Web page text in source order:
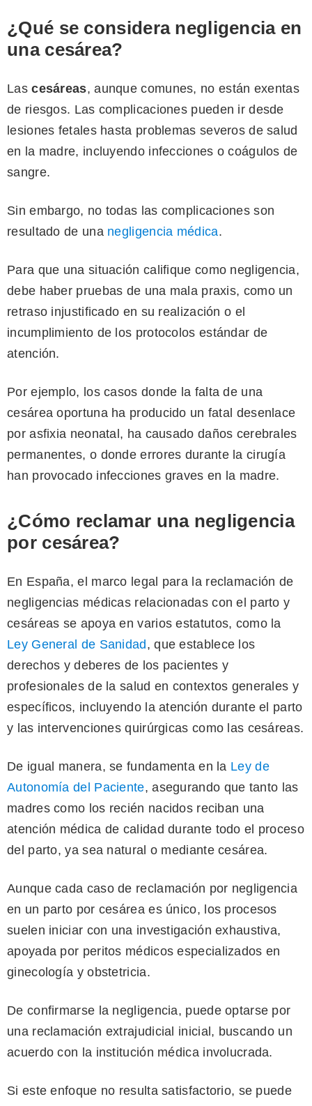
¿Qué se considera negligencia en
una cesárea?
Lascesáreas, aunque comunes, no están exentas
de riesgos. Las complicaciones pueden ir desde
lesiones fetales hasta problemas severos de salud
en la madre, incluyendo infecciones o coágulos de
sangre.
Sin embargo, no todas las complicaciones son
resultado de una negligencia médica.
Para que una situación califique como negligencia,
debe haber pruebas de una mala praxis, como un
retraso injustificado en su realización o el
incumplimiento de los protocolos estándar de
atención.
Por ejemplo, los casos donde la falta de una
cesárea oportuna ha producido un fatal desenlace
por asfixia neonatal, ha causado daños cerebrales
permanentes, o donde errores durante la cirugía
han provocado infecciones graves en la madre.
¿Cómo reclamar una negligencia
por cesárea?
En España, el marco legal para la reclamación de
negligencias médicas relacionadas con el parto y
cesáreas se apoya en varios estatutos, como la
Ley General de Sanidad , que establece los
derechos y deberes de los pacientes y
profesionales de la salud en contextos generales y
específicos, incluyendo la atención durante el parto
y las intervenciones quirúrgicas como las cesáreas.
De igual manera, se fundamenta en la Ley de
Autonomía del Paciente, asegurando que tanto las
madres como los recién nacidos reciban una
atención médica de calidad durante todo el proceso
del parto, ya sea natural o mediante cesárea.
Aunque cada caso de reclamación por negligencia
en un parto por cesárea es único, los procesos
suelen iniciar con una investigación exhaustiva,
apoyada por peritos médicos especializados en
ginecología y obstetricia.
De confirmarse la negligencia, puede optarse por
una reclamación extrajudicial inicial, buscando un
acuerdo con la institución médica involucrada.
Si este enfoque no resulta satisfactorio, se puede